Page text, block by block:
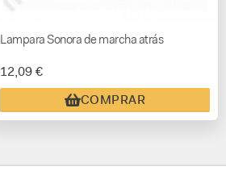
Lampara Sonora de marcha atrás
12,09 €
COMPRAR